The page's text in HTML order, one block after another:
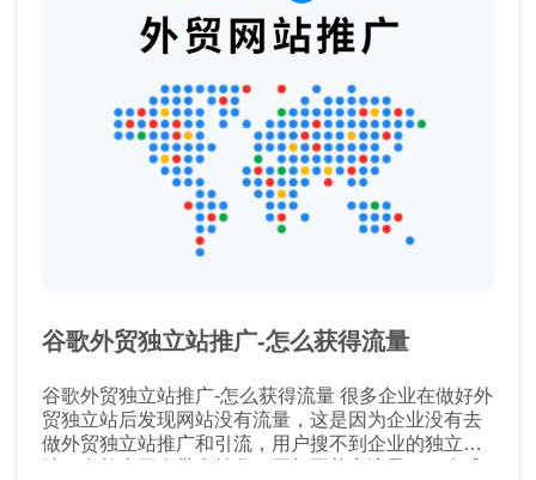
谷歌外贸独立站推广-怎么获得流量
谷歌外贸独立站推广-怎么获得流量 很多企业在做好外
贸独立站后发现网站没有流量，这是因为企业没有去
做外贸独立站推广和引流，用户搜不到企业的独立